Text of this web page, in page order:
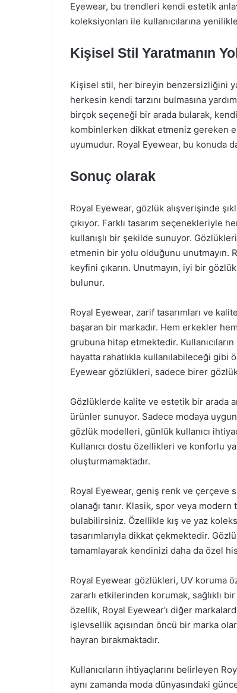
Eyewear, bu trendleri kendi estetik
koleksiyonları ile kullanıcılarına
Kişisel Stil Yaratmanın
Kişisel stil, her bireyin benzersizliğini
herkesin kendi tarzını bulmasına
birçok seçeneği bir arada bularak,
kombinlerken dikkat etmeniz gereken
uyumudur. Royal Eyewear, bu konuda
Sonuç olarak
Royal Eyewear, gözlük alışverişinde
çıkıyor. Farklı tasarım seçenekleriyle
kullanışlı bir şekilde sunuyor.
etmenin bir yolu olduğunu unutmayın.
keyfini çıkarın. Unutmayın, iyi bir
bulunur.
Royal Eyewear, zarif tasarımları ve
başaran bir markadır. Hem erkekler
grubuna hitap etmektedir.
hayatta rahatlıkla kullanılabileceği gibi
Eyewear gözlükleri, sadece birer
Gözlüklerde kalite ve estetik bir arada
ürünler sunuyor. Sadece modaya
gözlük modelleri, günlük kullanıcı
Kullanıcı dostu özellikleri ve konforlu
oluşturmamaktadır.
Royal Eyewear, geniş renk ve çerçeve
olanağı tanır. Klasik, spor veya modern
bulabilirsiniz. Özellikle kış ve yaz
tasarımlarıyla dikkat çekmektedir.
tamamlayarak kendinizi daha da özel
Royal Eyewear gözlükleri, UV koruma
zararlı etkilerinden korumak, sağlıklı
özellik, Royal Eyewear’ı diğer
işlevsellik açısından öncü bir marka
hayran bırakmaktadır.
Kullanıcıların ihtiyaçlarını belirleyen
aynı zamanda moda dünyasındaki